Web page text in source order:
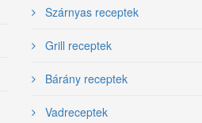
Szárnyas receptek
Grill receptek
Bárány receptek
Vadreceptek